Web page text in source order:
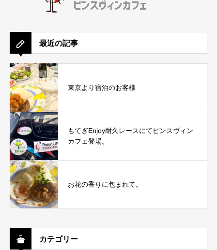
最近の記事
東京より宿泊のお客様
もてぎEnjoy耐久レースにてピンスヴィン
カフェ登場。
お花の香りに包まれて。
カテゴリー